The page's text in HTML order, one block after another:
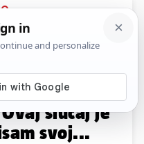
Komentari
što znaju
slučaj je
svoj...